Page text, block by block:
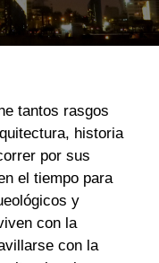
tantos rasgos
historia
por sus
el tiempo para
y
con la
con la